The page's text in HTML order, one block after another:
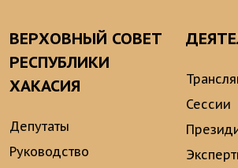
ВЕРХОВНЫЙ СОВЕТ
РЕСПУБЛИКИ
ХАКАСИЯ
Депутаты
Руководство
Сессии